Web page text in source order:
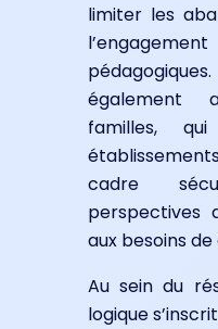
limiter les
également
familles,
cadre
perspectives
aux besoins
Au sein du
logique